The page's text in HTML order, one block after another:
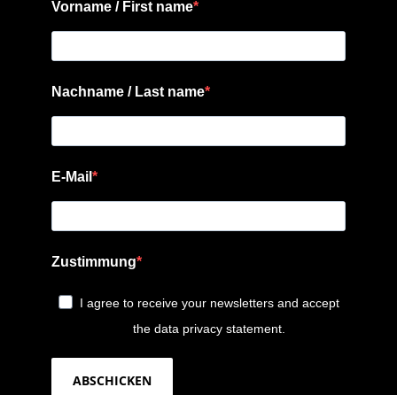
Vorname / First name
Nachname / Last name
E-Mail
Zustimmung
I agree to receive your newsletters and accept
the data privacy statement.
ABSCHICKEN